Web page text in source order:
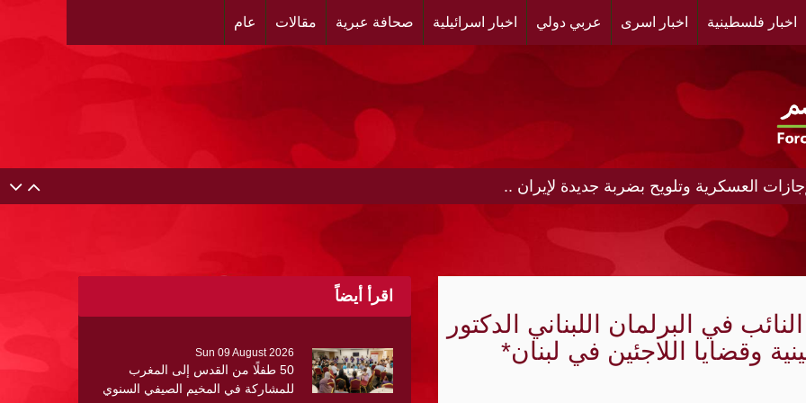
اخبار فلسطينية اخبار اسرى عربي دولي اخبار اسرائيلية صحافة عبرية مقالات عام
العسكرية وتلويح بضربة جديدة لإيران ..
على وقع الانتخابات الإسرائيلية
وباكستان..ومناورة عسكرية مشتركة قريبا
أرامكو بجازان
في البرلمان اللبناني الدكتور
وقضايا اللاجئين في لبنان*
اقرأ أيضاً
Sun 09 August 2026
50 طفلًا من القدس إلى المغرب
للمشاركة في المخيم الصيفي السنوي